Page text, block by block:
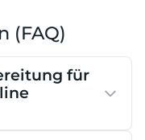
(FAQ)
für